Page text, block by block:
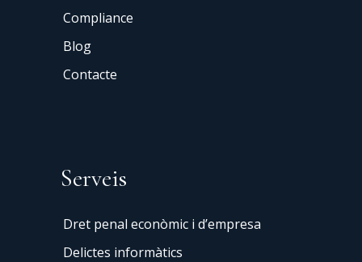
Compliance
Blog
Contacte
Serveis
Dret penal econòmic i d’empresa
Delictes informàtics